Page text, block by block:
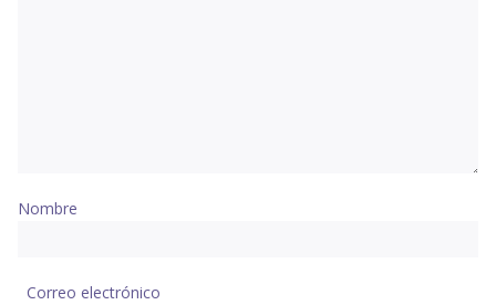
Nombre
Correo electrónico